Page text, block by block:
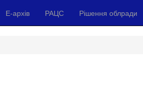
Е-архів РАЦС Рішення облради